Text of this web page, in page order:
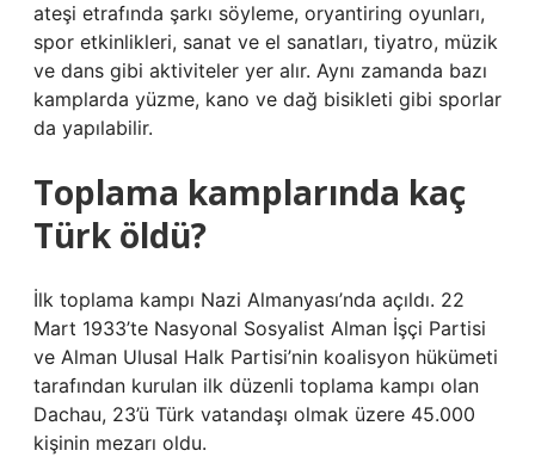
ateşi etrafında şarkı söyleme, oryantiring oyunları,
spor etkinlikleri, sanat ve el sanatları, tiyatro, müzik
ve dans gibi aktiviteler yer alır. Aynı zamanda bazı
kamplarda yüzme, kano ve dağ bisikleti gibi sporlar
da yapılabilir.
Toplama kamplarında kaç
Türk öldü?
İlk toplama kampı Nazi Almanyası’nda açıldı. 22
Mart 1933’te Nasyonal Sosyalist Alman İşçi Partisi
ve Alman Ulusal Halk Partisi’nin koalisyon hükümeti
tarafından kurulan ilk düzenli toplama kampı olan
Dachau, 23’ü Türk vatandaşı olmak üzere 45.000
kişinin mezarı oldu.